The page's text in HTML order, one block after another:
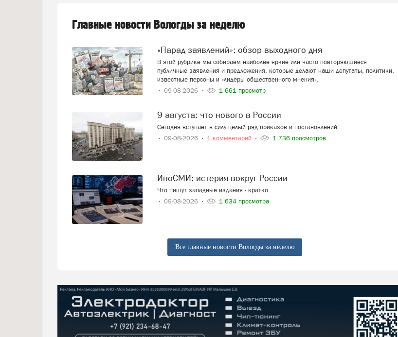
Главные новости Вологды за неделю
«Парад заявлений»: обзор выходного дня
В этой рубрике мы собираем наиболее яркие или часто повторяющиеся
публичные заявления и предложения, которые делают наши депутаты, политики,
известные персоны и «лидеры общественного мнения».
09-08-2026
1 661 просмотр
9 августа: что нового в России
Сегодня вступает в силу целый ряд приказов и постановлений.
09-08-2026
1 комментарий 1 736 просмотров
ИноСМИ: истерия вокруг России
Что пишут западные издания - кратко.
09-08-2026
1 634 просмотра
Все главные новости Вологды за неделю